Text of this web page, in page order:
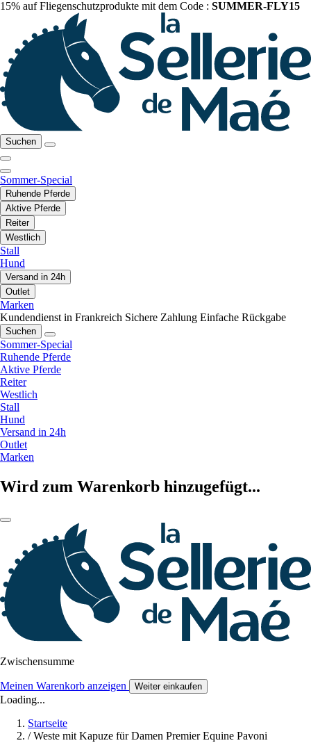
15% auf Fliegenschutzprodukte mit dem Code : SUMMER-FLY15
Suchen
Sommer-Special
Ruhende Pferde
Aktive Pferde
Reiter
Westlich
Stall
Hund
Versand in 24h
Outlet
Marken
Kundendienst in Frankreich Sichere Zahlung Einfache Rückgabe
Suchen
Sommer-Special
Ruhende Pferde
Aktive Pferde
Reiter
Westlich
Stall
Hund
Versand in 24h
Outlet
Marken
Wird zum Warenkorb hinzugefügt...
Zwischensumme
Meinen Warenkorb anzeigen Weiter einkaufen
Loading...
Startseite
/ Weste mit Kapuze für Damen Premier Equine Pavoni